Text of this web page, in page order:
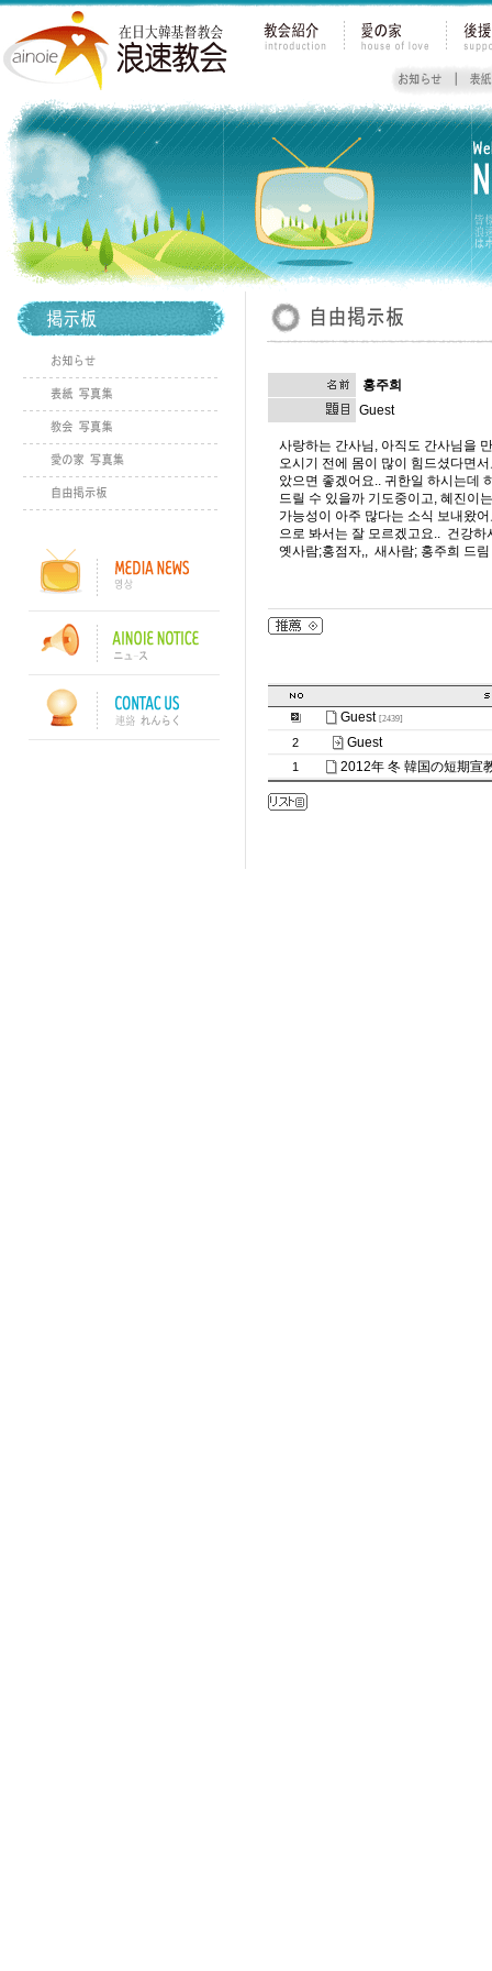
홍주희
Guest
사랑하는 간사님, 아직도 간사님을
오시기 전에 몸이 많이 힘드셨다면
았으면 좋겠어요.. 귀한일 하시는데
드릴 수 있을까 기도중이고, 혜진이
가능성이 아주 많다는 소식 보내왔
으로 봐서는 잘 모르겠고요.. 건강하
옛사람;홍점자,, 새사람; 홍주희 드림
Guest [2439]
2 Guest
1 2012年 冬 韓国の短期宣